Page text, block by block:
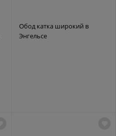
Обод катка широкий в
Энгельсе